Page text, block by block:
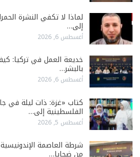
لماذا لا تكفي النشرة
إلى…
أغسطس 6, 2026
خديعة العمل في تركيا:
بالبشر…
أغسطس 6, 2026
كتاب «غزة: ذات ليلة في
الفلسطينية إلى…
أغسطس 5, 2026
شرطة العاصمة